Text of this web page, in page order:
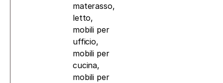
materasso,
letto,
mobili per
ufficio,
mobili per
cucina,
mobili per